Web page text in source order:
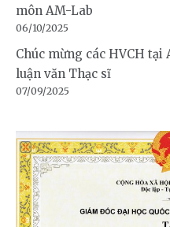
môn AM-Lab
06/10/2025
Chúc mừng các HVCH
luận văn Thạc sĩ
07/09/2025